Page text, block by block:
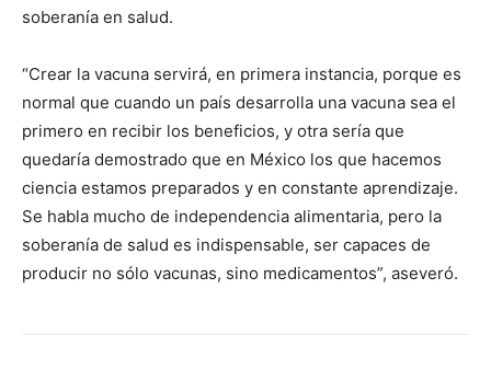
soberanía en salud.
“Crear la vacuna servirá, en primera instancia, porque es
normal que cuando un país desarrolla una vacuna sea el
primero en recibir los beneficios, y otra sería que
quedaría demostrado que en México los que hacemos
ciencia estamos preparados y en constante aprendizaje.
Se habla mucho de independencia alimentaria, pero la
soberanía de salud es indispensable, ser capaces de
producir no sólo vacunas, sino medicamentos”, aseveró.